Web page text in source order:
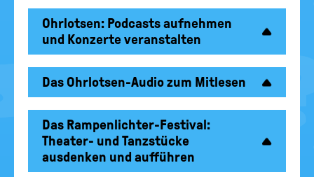
Ohrlotsen: Podcasts aufnehmen
und Konzerte veranstalten
Das Ohrlotsen-Audio zum Mitlesen
Das Rampenlichter-Festival:
Theater- und Tanzstücke
ausdenken und aufführen